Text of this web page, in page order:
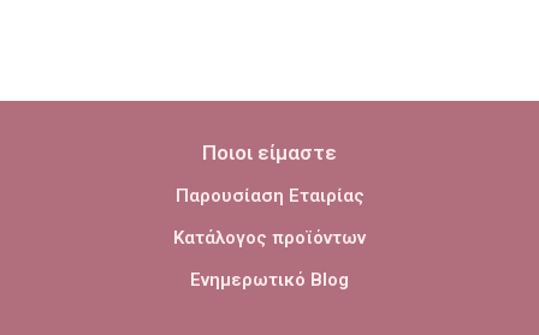
Ποιοι είμαστε
Παρουσίαση Εταιρίας
Κατάλογος προϊόντων
Ενημερωτικό Blog